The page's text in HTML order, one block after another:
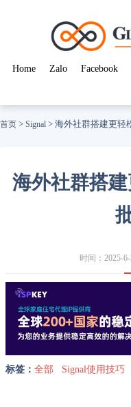
Home Zalo Facebook
首页 > Signal > 海外社群搭建更轻
海外社群搭
时间：2025-
标签： 全部 Signal使用技巧